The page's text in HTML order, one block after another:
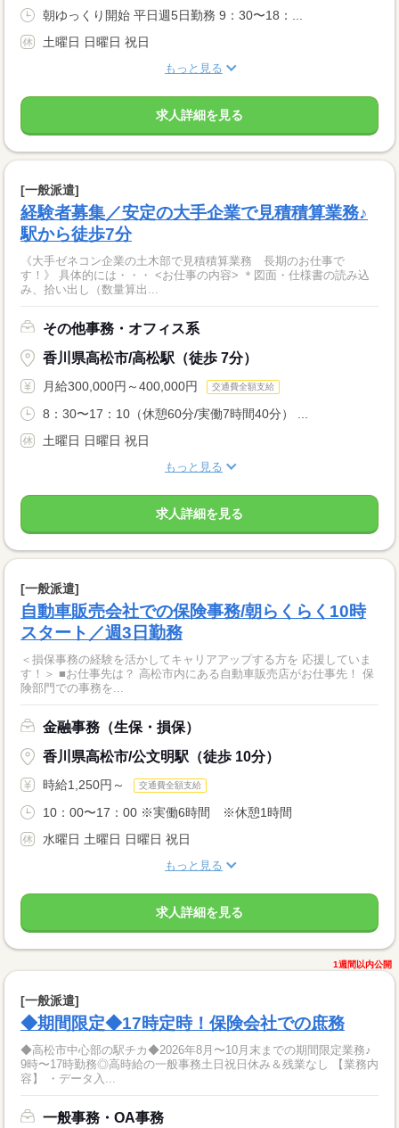
朝ゆっくり開始 平日週5日勤務 9：30〜18：...
土曜日 日曜日 祝日
もっと見る
求人詳細を見る
[一般派遣]
経験者募集／安定の大手企業で見積積算業務♪
駅から徒歩7分
《大手ゼネコン企業の土木部で見積積算業務 長期のお仕事で
す！》 具体的には・・・ <お仕事の内容> ＊図面・仕様書の読み込
み、拾い出し（数量算出...
その他事務・オフィス系
香川県高松市/高松駅（徒歩 7分）
月給300,000円～400,000円 交通費全額支給
8：30〜17：10（休憩60分/実働7時間40分） ...
土曜日 日曜日 祝日
もっと見る
求人詳細を見る
[一般派遣]
自動車販売会社での保険事務/朝らくらく10時
スタート／週3日勤務
＜損保事務の経験を活かしてキャリアアップする方を 応援していま
す！＞ ■お仕事先は？ 高松市内にある自動車販売店がお仕事先！ 保
険部門での事務を...
金融事務（生保・損保）
香川県高松市/公文明駅（徒歩 10分）
時給1,250円～ 交通費全額支給
10：00〜17：00 ※実働6時間 ※休憩1時間
水曜日 土曜日 日曜日 祝日
もっと見る
求人詳細を見る
1週間以内公開
[一般派遣]
◆期間限定◆17時定時！保険会社での庶務
◆高松市中心部の駅チカ◆2026年8月〜10月末までの期間限定業務♪
9時〜17時勤務◎高時給の一般事務土日祝日休み＆残業なし 【業務内
容】 ・データ入...
一般事務・OA事務